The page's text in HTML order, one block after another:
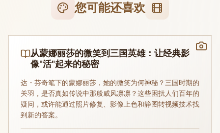
您可能还喜欢
从蒙娜丽莎的微笑到三国英雄：让经典影
像"活"起来的秘密
达・芬奇笔下的蒙娜丽莎，她的微笑为何神秘？三国时期的
关羽，是否真如传说中那般威风凛凛？这些困扰人们百年的
疑问，或许能通过照片修复、影像上色和静图转视频技术找
到新的答案。